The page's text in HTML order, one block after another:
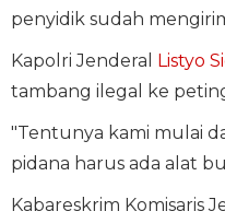
penyidik sudah
Kapolri Jenderal Listyo
tambang ilegal ke
"Tentunya kami mulai
pidana harus ada alat
Kabareskrim Komisaris